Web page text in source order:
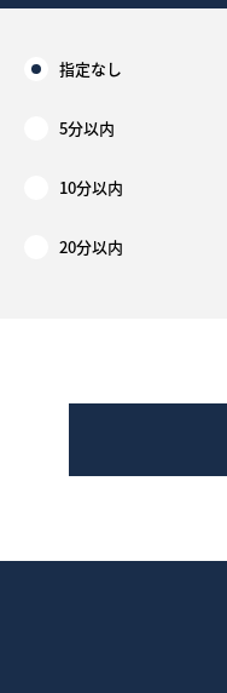
指定なし
5分以内
10分以内
20分以内